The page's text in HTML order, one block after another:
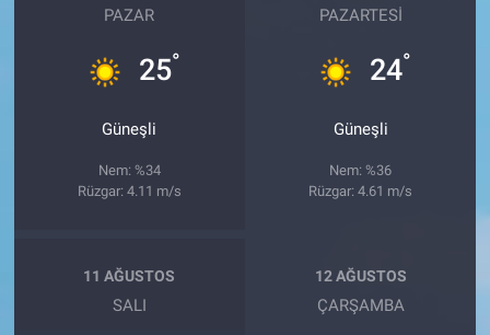
PAZAR
25°
Güneşli
Nem: %34
Rüzgar: 4.11 m/s
PAZARTESI
24°
Güneşli
Nem: %36
Rüzgar: 4.61 m/s
11 AĞUSTOS
SALI
12 AĞUSTOS
ÇARŞAMBA